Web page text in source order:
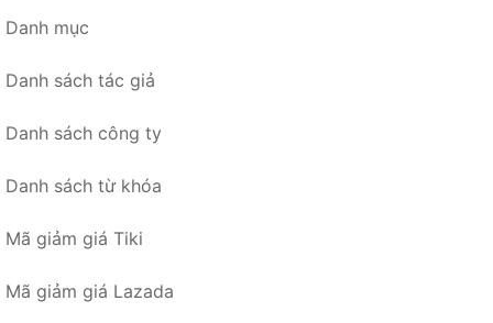
Danh mục
Danh sách tác giả
Danh sách công ty
Danh sách từ khóa
Mã giảm giá Tiki
Mã giảm giá Lazada